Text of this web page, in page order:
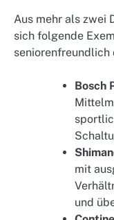
Aus mehr als zwei
sich folgende
seniorenfreundlich
Bosch
mit
und